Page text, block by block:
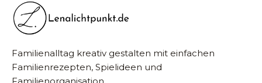
Familienalltag kreativ gestalten mit einfachen
Familienrezepten, Spielideen und